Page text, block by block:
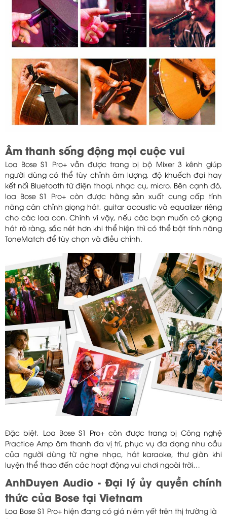
Âm thanh sống động mọi cuộc vui
Loa Bose S1 Pro+ vẫn được trang bị bộ Mixer 3 kênh giúp
người dùng có thể tùy chỉnh âm lượng, độ khuếch đại hay
kết nối Bluetooth từ điện thoại, nhạc cụ, micro. Bên cạnh đó,
loa Bose S1 Pro+ còn được hãng sản xuất cung cấp tính
năng cân chỉnh giọng hát, guitar acoustic và equalizer riêng
cho các loa con. Chính vì vậy, nếu các bạn muốn có giọng
hát rõ ràng, sắc nét hơn khi thể hiện thì có thể bật tính năng
ToneMatch để tùy chọn và điều chỉnh.
Đặc biệt, Loa Bose S1 Pro+ còn được trang bị Công nghệ
Practice Amp âm thanh đa vị trí, phục vụ đa dạng nhu cầu
của người dùng từ nghe nhạc, hát karaoke, thư giãn khi
luyện thể thao đến các hoạt động vui chơi ngoài trời…
AnhDuyen Audio - Đại lý ủy quyền chính
thức của Bose tại Vietnam
Loa Bose S1 Pro+ hiện đang có giá niêm yết trên thị trường là